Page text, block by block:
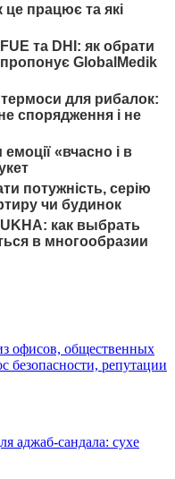
це працює та які
та DHI: як обрати
GlobalMedik
термоси для рибалок:
спорядження і не
«вчасно і в
потужність, серію
чи будинок
как выбрать
в многообразии
офисов, общественных
безопасности, репутации
аджаб-сандала: сухе